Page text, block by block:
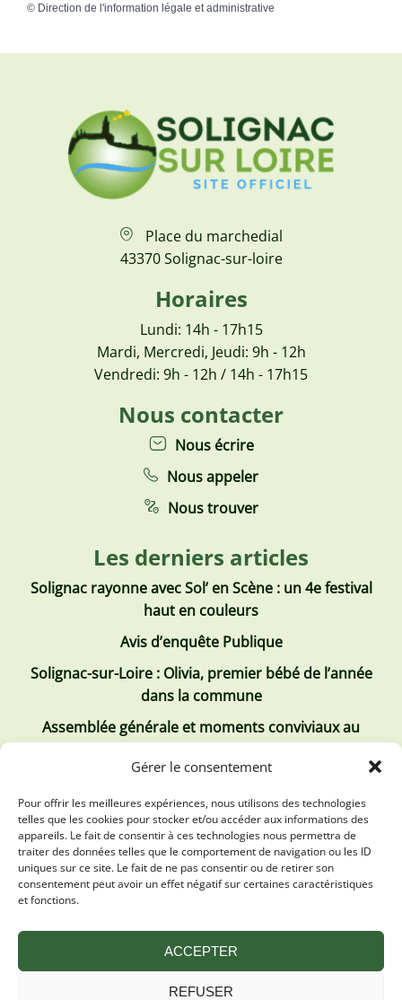
Gérer le consentement
Pour offrir les meilleures expériences, nous utilisons des technologies
telles que les cookies pour stocker et/ou accéder aux informations des
appareils. Le fait de consentir à ces technologies nous permettra de
traiter des données telles que le comportement de navigation ou les ID
uniques sur ce site. Le fait de ne pas consentir ou de retirer son
consentement peut avoir un effet négatif sur certaines caractéristiques
et fonctions.
ACCEPTER
REFUSER
© Direction de l'information légale et administrative
Place du marchedial
43370 Solignac-sur-loire
Horaires
Lundi: 14h - 17h15
Mardi, Mercredi, Jeudi: 9h - 12h
Vendredi: 9h - 12h / 14h - 17h15
Nous contacter
Nous écrire
Nous appeler
Nous trouver
Les derniers articles
Solignac rayonne avec Sol’ en Scène : un 4e festival
haut en couleurs
Avis d’enquête Publique
Solignac-sur-Loire : Olivia, premier bébé de l’année
dans la commune
Assemblée générale et moments conviviaux au
Les derniers comptes rendus
Conseil municipal 2 juillet 2026
Conseil Municipal du 30 avril 2026